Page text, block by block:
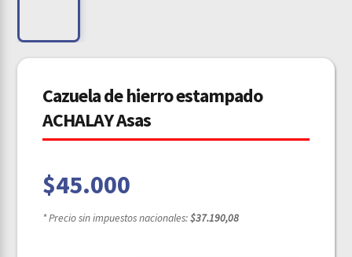
Cazuela de hierro estampado
ACHALAY Asas
$45.000
* Precio sin impuestos nacionales:$37.190,08